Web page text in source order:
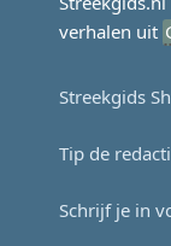
verhalen uit
Streekgids
Tip de
Schrijf je in